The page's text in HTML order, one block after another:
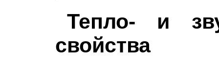
Тепло- и
свойства